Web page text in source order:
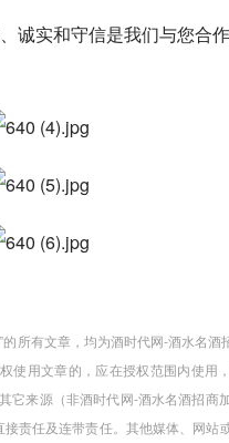
诚实和守信是我们与您合
所有文章，均为酒时代网-酒水名
用文章的，应在授权范围内使用
它来源（非酒时代网-酒水名酒招
责任及连带责任。其他媒体、网